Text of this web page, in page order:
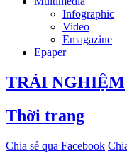
Infographic
Video
Emagazine
Epaper
TRẢI NGHIỆM
Thời trang
Chia sẻ qua Facebook